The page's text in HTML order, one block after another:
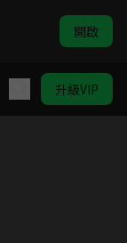
開啟
升級VIP